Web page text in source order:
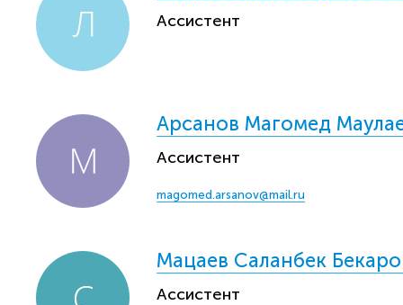
Ассистент
Арсанов Магомед
Ассистент
magomed.arsanov@mail.ru
Мацаев Саланбек
Ассистент